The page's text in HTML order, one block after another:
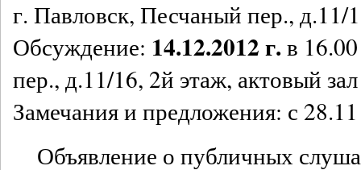
г. Павловск, Песчаный пер., д.11/
Обсуждение: 14.12.2012 г. в
пер., д.11/16, 2й этаж, актовый зал
Замечания и предложения: с
Объявление о публичных